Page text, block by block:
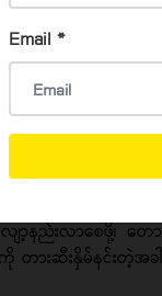
Email *
၊ အသုံးအဆောင်ပစ္စ
တဲ့ မြန်မာ့ရိုးရာ
မယ့် စာအုပ်တွေ ထ
ဆောင်ပစ္စည်းလေ
ကျက်စားနေထိုင်က
ာ့နည်းလာစေဖို့၊ တေ
တားဆီးနှိမ်နင်းတဲ့